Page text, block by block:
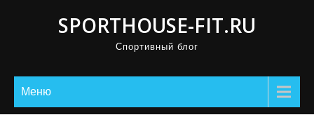
SPORTHOUSE-FIT.RU
Спортивный блог
Меню